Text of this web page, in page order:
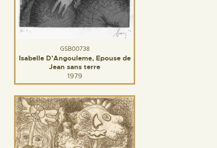
GSB00738
Isabelle D'Angouleme, Epouse de
Jean sans terre
1979